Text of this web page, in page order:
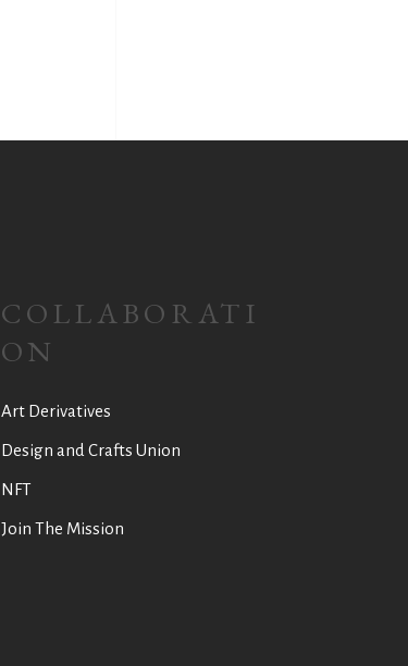
COLLABORATI
ON
Art Derivatives
Design and Crafts Union
NFT
Join The Mission